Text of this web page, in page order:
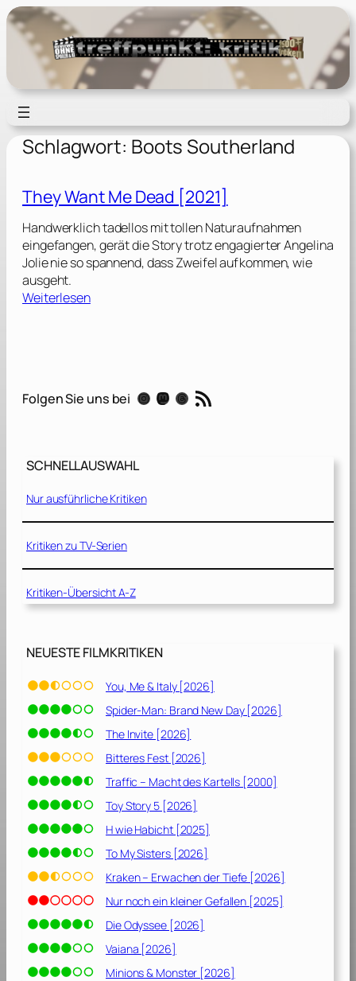
Zum
Inhalt
springen
Schlagwort: Boots Southerland
They Want Me Dead [2021]
Handwerklich tadellos mit tollen Naturaufnahmen
eingefangen, gerät die Story trotz engagierter Angelina
Jolie nie so spannend, dass Zweifel aufkommen, wie
ausgeht.
Weiterlesen:
a
e
e
a
d
0
2
]
Folgen Sie uns bei Instagram Mastodon Threads RSS-Feed
SCHNELLAUSWAHL
Nur ausführliche Kritiken
Kritiken zu TV-Serien
Kritiken-Übersicht A-Z
NEUESTE FILMKRITIKEN
You, Me & Italy [2026]
Spider-Man: Brand New Day [2026]
The Invite [2026]
Bitteres Fest [2026]
Traffic – Macht des Kartells [2000]
Toy Story 5 [2026]
H wie Habicht [2025]
To My Sisters [2026]
Kraken – Erwachen der Tiefe [2026]
Nur noch ein kleiner Gefallen [2025]
Die Odyssee [2026]
Vaiana [2026]
Minions & Monster [2026]